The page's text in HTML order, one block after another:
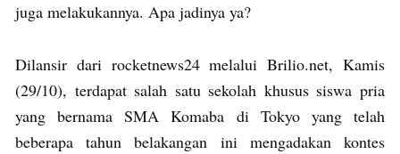
juga melakukannya. Apa jadinya ya?
Dilansir dari rocketnews24 melalui Brilio.net, Kamis
(29/10), terdapat salah satu sekolah khusus siswa pria
yang bernama SMA Komaba di Tokyo yang telah
beberapa tahun belakangan ini mengadakan kontes